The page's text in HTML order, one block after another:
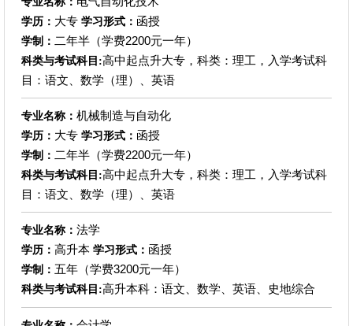
学历： 大专 学习形式： 函授
学制： 二年半（学费2200元一年）
科类与考试科目:高中起点升大专，科类：理工，入学考试科
目：语文、数学（理）、英语
专业名称： 机械制造与自动化
学历： 大专 学习形式： 函授
学制： 二年半（学费2200元一年）
科类与考试科目:高中起点升大专，科类：理工，入学考试科
目：语文、数学（理）、英语
专业名称： 法学
学历： 高升本 学习形式： 函授
学制： 五年（学费3200元一年）
科类与考试科目:高升本科：语文、数学、英语、史地综合